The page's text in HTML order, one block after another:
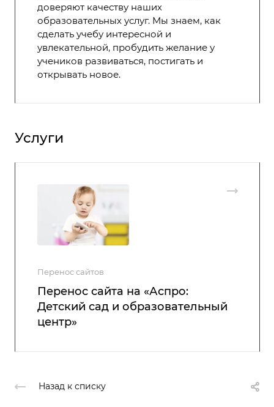
доверяют качеству наших
образовательных услуг. Мы знаем, как
сделать учебу интересной и
увлекательной, пробудить желание у
учеников развиваться, постигать и
открывать новое.
Услуги
Перенос сайтов
Перенос сайта на «Аспро:
Детский сад и образовательный
центр»
Назад к списку